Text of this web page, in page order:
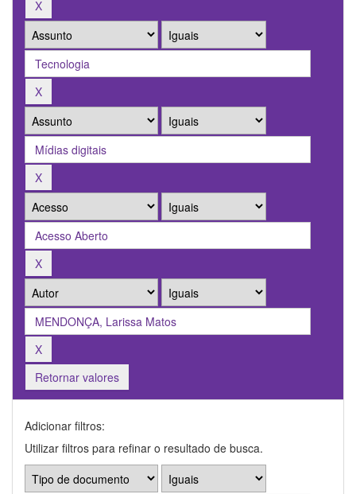
Retornar valores
Adicionar filtros:
Utilizar filtros para refinar o resultado de busca.